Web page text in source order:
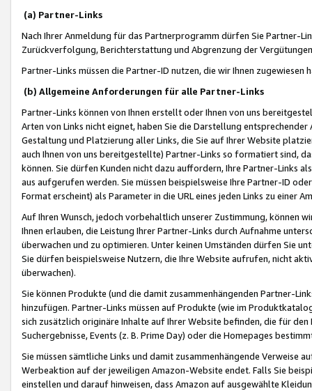
(a) Partner-Links
Nach Ihrer Anmeldung für das Partnerprogramm dürfen Sie Partner-
Zurückverfolgung, Berichterstattung und Abgrenzung der
Partner-Links müssen die Partner-ID nutzen, die wir Ihnen zugewiesen
(b) Allgemeine Anforderungen für alle Partner-Links
Partner-Links können von Ihnen erstellt oder Ihnen von uns
Arten von Links nicht eignet, haben Sie die Darstellung
Gestaltung und Platzierung aller Links, die Sie auf Ihrer Website
auch Ihnen von uns bereitgestellte) Partner-Links so formatiert sind,
können. Sie dürfen Kunden nicht dazu auffordern, Ihre Partner-Links
aus aufgerufen werden. Sie müssen beispielsweise Ihre Partner-ID
Format erscheint) als Parameter in die URL eines jeden Links zu einer
Auf Ihren Wunsch, jedoch vorbehaltlich unserer Zustimmung, können
Ihnen erlauben, die Leistung Ihrer Partner-Links durch Aufnahme
überwachen und zu optimieren. Unter keinen Umständen dürfen Sie
Sie dürfen beispielsweise Nutzern, die Ihre Website aufrufen, nicht
überwachen).
Sie können Produkte (und die damit zusammenhängenden Partner-
hinzufügen. Partner-Links müssen auf Produkte (wie im
sich zusätzlich originäre Inhalte auf Ihrer Website befinden, die für
Suchergebnisse, Events (z. B. Prime Day) oder die Homepages
Sie müssen sämtliche Links und damit zusammenhängende
Werbeaktion auf der jeweiligen Amazon-Website endet. Falls Sie
einstellen und darauf hinweisen, dass Amazon auf ausgewählte